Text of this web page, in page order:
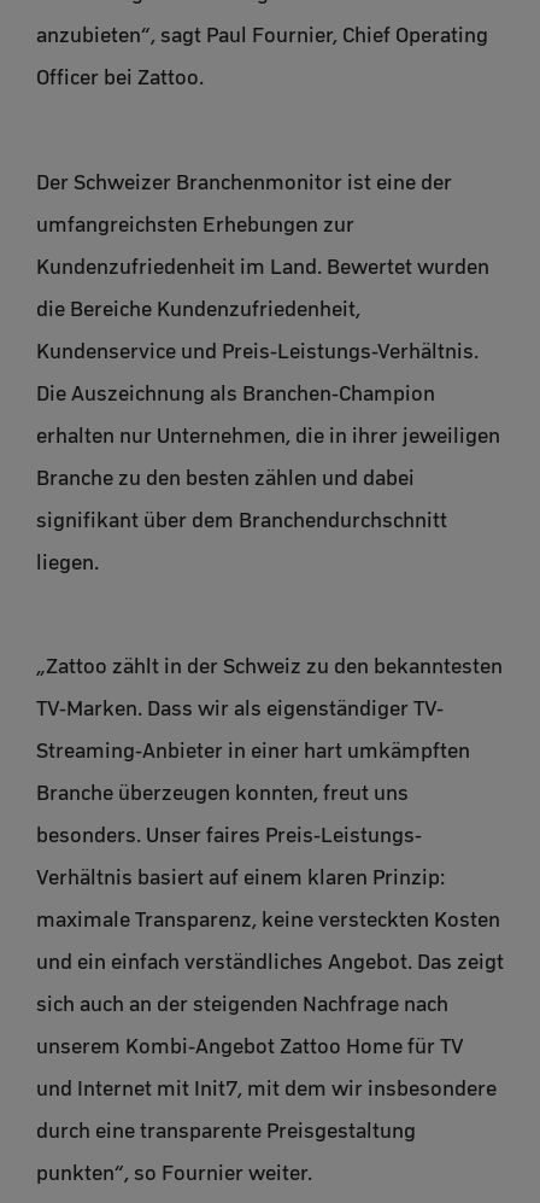
anzubieten“, sagt Paul Fournier, Chief Operating
Officer bei Zattoo.
Der Schweizer Branchenmonitor ist eine der
umfangreichsten Erhebungen zur
Kundenzufriedenheit im Land. Bewertet wurden
die Bereiche Kundenzufriedenheit,
Kundenservice und Preis-Leistungs-Verhältnis.
Die Auszeichnung als Branchen-Champion
erhalten nur Unternehmen, die in ihrer jeweiligen
Branche zu den besten zählen und dabei
signifikant über dem Branchendurchschnitt
liegen.
„Zattoo zählt in der Schweiz zu den bekanntesten
TV-Marken. Dass wir als eigenständiger TV-
Streaming-Anbieter in einer hart umkämpften
Branche überzeugen konnten, freut uns
besonders. Unser faires Preis-Leistungs-
Verhältnis basiert auf einem klaren Prinzip:
maximale Transparenz, keine versteckten Kosten
und ein einfach verständliches Angebot. Das zeigt
sich auch an der steigenden Nachfrage nach
unserem Kombi-Angebot Zattoo Home für TV
und Internet mit Init7, mit dem wir insbesondere
durch eine transparente Preisgestaltung
punkten“, so Fournier weiter.